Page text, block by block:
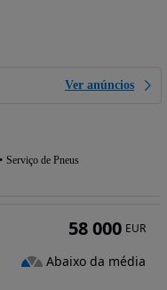
Ver anúncios
Serviço de Pneus
58 000 EUR
Abaixo da média